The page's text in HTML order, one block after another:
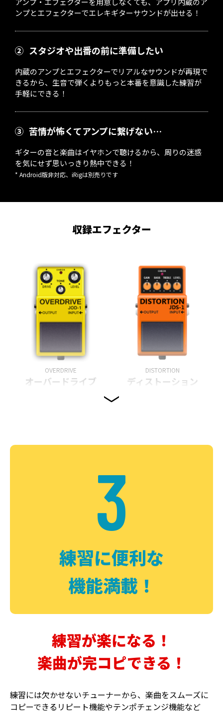
ンプとエフェクターでエレキギターサウンドが出せる！
② スタジオや出番の前に準備したい
内蔵のアンプとエフェクターでリアルなサウンドが再現で
きるから、生音で弾くよりもっと本番を意識した練習が
手軽にできる！
③ 苦情が怖くてアンプに繋げない…
ギターの音と楽曲はイヤホンで聴けるから、周りの迷惑
を気にせず思いっきり熱中できる！
* Android版非対応、iRigは別売りです
収録エフェクター
OVERDRIVE
オーバードライブ
DISTORTION
ディストーション
DELAY PHASER
3
練習に便利な
機能満載！
練習が楽になる！
楽曲が完コピできる！
練習には欠かせないチューナーから、楽曲をスムーズに
コピーできるリピート機能やテンポチェンジ機能など